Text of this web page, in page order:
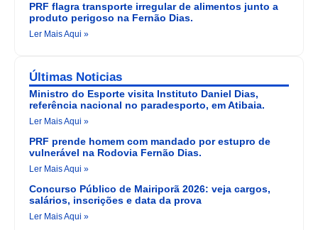
PRF flagra transporte irregular de alimentos junto a
produto perigoso na Fernão Dias.
Ler Mais Aqui »
Últimas Noticias
Ministro do Esporte visita Instituto Daniel Dias,
referência nacional no paradesporto, em Atibaia.
Ler Mais Aqui »
PRF prende homem com mandado por estupro de
vulnerável na Rodovia Fernão Dias.
Ler Mais Aqui »
Concurso Público de Mairiporã 2026: veja cargos,
salários, inscrições e data da prova
Ler Mais Aqui »